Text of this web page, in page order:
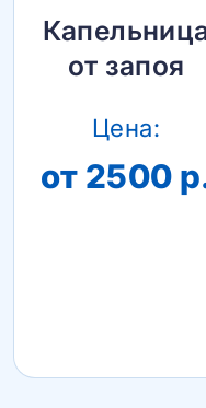
от запоя
Цена:
от 2500